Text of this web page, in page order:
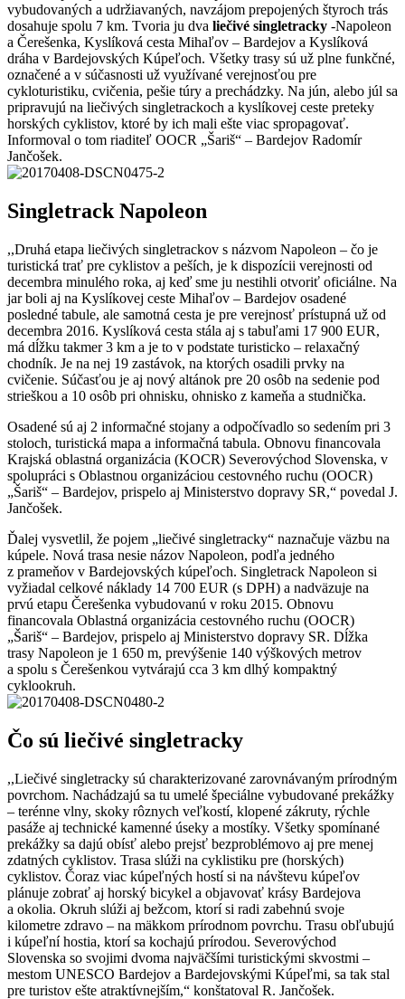
vybudovaných a udržiavaných, navzájom prepojených štyroch trás
dosahuje spolu 7 km. Tvoria ju dva liečivé singletracky -Napoleon
a Čerešenka, Kyslíková cesta Mihaľov – Bardejov a Kyslíková
dráha v Bardejovských Kúpeľoch. Všetky trasy sú už plne funkčné,
označené a v súčasnosti už využívané verejnosťou pre
cykloturistiku, cvičenia, pešie túry a prechádzky. Na jún, alebo júl sa
pripravujú na liečivých singletrackoch a kyslíkovej ceste preteky
horských cyklistov, ktoré by ich mali ešte viac spropagovať.
Informoval o tom riaditeľ OOCR „Šariš“ – Bardejov Radomír
Jančošek.
Singletrack Napoleon
,,Druhá etapa liečivých singletrackov s názvom Napoleon – čo je
turistická trať pre cyklistov a peších, je k dispozícii verejnosti od
decembra minulého roka, aj keď sme ju nestihli otvoriť oficiálne. Na
jar boli aj na Kyslíkovej ceste Mihaľov – Bardejov osadené
posledné tabule, ale samotná cesta je pre verejnosť prístupná už od
decembra 2016. Kyslíková cesta stála aj s tabuľami 17 900 EUR,
má dĺžku takmer 3 km a je to v podstate turisticko – relaxačný
chodník. Je na nej 19 zastávok, na ktorých osadili prvky na
cvičenie. Súčasťou je aj nový altánok pre 20 osôb na sedenie pod
strieškou a 10 osôb pri ohnisku, ohnisko z kameňa a studnička.
Osadené sú aj 2 informačné stojany a odpočívadlo so sedením pri 3
stoloch, turistická mapa a informačná tabula. Obnovu financovala
Krajská oblastná organizácia (KOCR) Severovýchod Slovenska, v
spolupráci s Oblastnou organizáciou cestovného ruchu (OOCR)
„Šariš“ – Bardejov, prispelo aj Ministerstvo dopravy SR,“ povedal J.
Jančošek.
Ďalej vysvetlil, že pojem „liečivé singletracky“ naznačuje väzbu na
kúpele. Nová trasa nesie názov Napoleon, podľa jedného
z prameňov v Bardejovských kúpeľoch. Singletrack Napoleon si
vyžiadal celkové náklady 14 700 EUR (s DPH) a nadväzuje na
prvú etapu Čerešenka vybudovanú v roku 2015. Obnovu
financovala Oblastná organizácia cestovného ruchu (OOCR)
„Šariš“ – Bardejov, prispelo aj Ministerstvo dopravy SR. Dĺžka
trasy Napoleon je 1 650 m, prevýšenie 140 výškových metrov
a spolu s Čerešenkou vytvárajú cca 3 km dlhý kompaktný
cyklookruh.
Čo sú liečivé singletracky
,,Liečivé singletracky sú charakterizované zarovnávaným prírodným
povrchom. Nachádzajú sa tu umelé špeciálne vybudované prekážky
– terénne vlny, skoky rôznych veľkostí, klopené zákruty, rýchle
pasáže aj technické kamenné úseky a mostíky. Všetky spomínané
prekážky sa dajú obísť alebo prejsť bezproblémovo aj pre menej
zdatných cyklistov. Trasa slúži na cyklistiku pre (horských)
cyklistov. Čoraz viac kúpeľných hostí si na návštevu kúpeľov
plánuje zobrať aj horský bicykel a objavovať krásy Bardejova
a okolia. Okruh slúži aj bežcom, ktorí si radi zabehnú svoje
kilometre zdravo – na mäkkom prírodnom povrchu. Trasu obľubujú
i kúpeľní hostia, ktorí sa kochajú prírodou. Severovýchod
Slovenska so svojimi dvoma najväčšími turistickými skvostmi –
mestom UNESCO Bardejov a Bardejovskými Kúpeľmi, sa tak stal
pre turistov ešte atraktívnejším,“ konštatoval R. Jančošek.